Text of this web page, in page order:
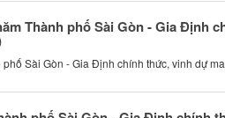
Thành phố Sài Gòn - Gia Định
Sài Gòn - Gia Định chính thức, vinh dự